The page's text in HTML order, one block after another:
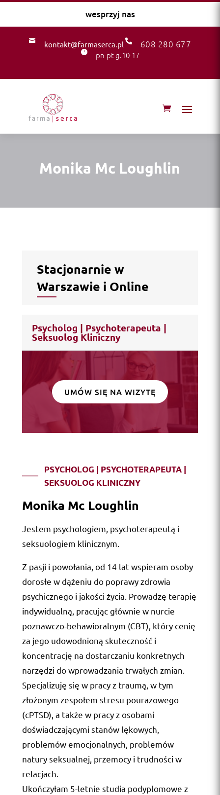
 kontakt@farmaserca.pl  ‭608 280 677‬
 pn-pt g.10-17
wesprzyj nas
Monika Mc Loughlin
Stacjonarnie w
Warszawie i Online
Psycholog | Psychoterapeuta |
Seksuolog Kliniczny
UMÓW SIĘ NA WIZYTĘ
PSYCHOLOG | PSYCHOTERAPEUTA |
SEKSUOLOG KLINICZNY
Monika Mc Loughlin
Jestem psychologiem, psychoterapeutą i
seksuologiem klinicznym.
Z pasji i powołania, od 14 lat wspieram osoby
dorosłe w dążeniu do poprawy zdrowia
psychicznego i jakości życia. Prowadzę terapię
indywidualną, pracując głównie w nurcie
poznawczo-behawioralnym (CBT), który cenię
za jego udowodnioną skuteczność i
koncentrację na dostarczaniu konkretnych
narzędzi do wprowadzania trwałych zmian.
Specjalizuję się w pracy z traumą, w tym
złożonym zespołem stresu pourazowego
(cPTSD), a także w pracy z osobami
doświadczającymi stanów lękowych,
problemów emocjonalnych, problemów
natury seksualnej, przemocy i trudności w
relacjach.
Ukończyłam 5-letnie studia podyplomowe z